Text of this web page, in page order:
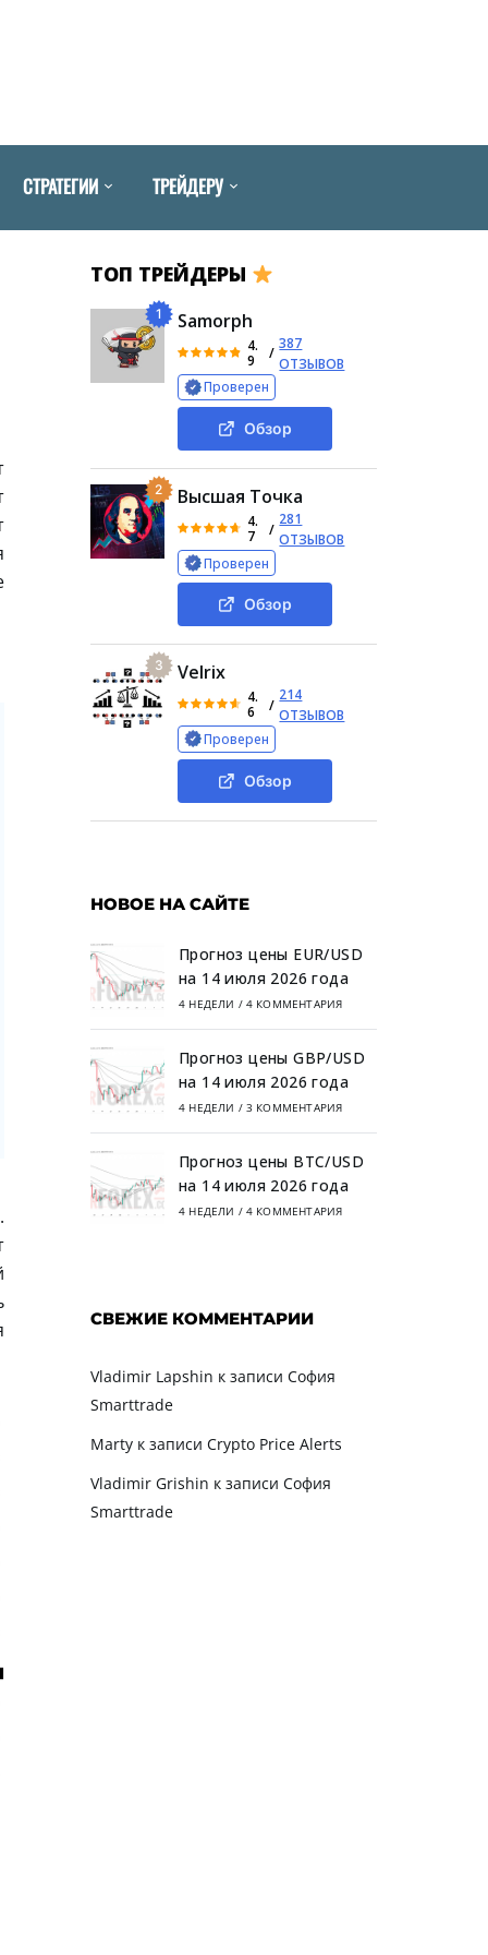
СТРАТЕГИИ ТРЕЙДЕРУ
ТОП ТРЕЙДЕРЫ
1 Samorph
4.
9
/
387
ОТЗЫВОВ
Проверен
Обзор
2 Высшая Точка
4.
7
/
281
ОТЗЫВОВ
Проверен
Обзор
3 Velrix
4.
6
/
214
ОТЗЫВОВ
Проверен
Обзор
НОВОЕ НА САЙТЕ
Прогноз цены EUR/USD
на 14 июля 2026 года
4 НЕДЕЛИ / 4 КОММЕНТАРИЯ
Прогноз цены GBP/USD
на 14 июля 2026 года
4 НЕДЕЛИ / 3 КОММЕНТАРИЯ
Прогноз цены BTC/USD
на 14 июля 2026 года
4 НЕДЕЛИ / 4 КОММЕНТАРИЯ
СВЕЖИЕ КОММЕНТАРИИ
Vladimir Lapshin к записи София
Smarttrade
Martyк записи Crypto Price Alerts
Vladimir Grishin к записи София
Smarttrade